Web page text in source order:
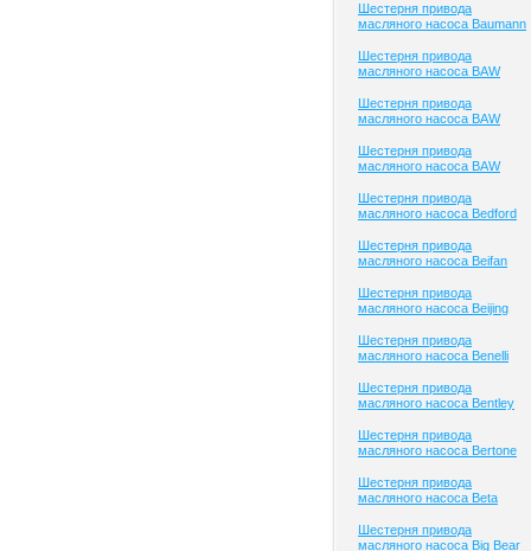
Шестерня привода
масляного насоса Baumann
Шестерня привода
масляного насоса BAW
Шестерня привода
масляного насоса BAW
Шестерня привода
масляного насоса BAW
Шестерня привода
масляного насоса Bedford
Шестерня привода
масляного насоса Beifan
Шестерня привода
масляного насоса Beijing
Шестерня привода
масляного насоса Benelli
Шестерня привода
масляного насоса Bentley
Шестерня привода
масляного насоса Bertone
Шестерня привода
масляного насоса Beta
Шестерня привода
масляного насоса Big Bear